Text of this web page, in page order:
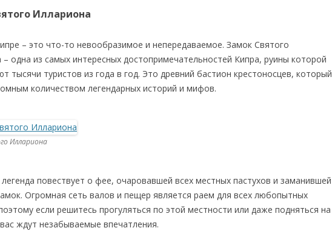
Иллариона
– это что-то невообразимое и непередаваемое. Замок Святого
одна из самых интересных достопримечательностей Кипра, руины которой
тысячи туристов из года в год. Это древний бастион крестоносцев, который
количеством легендарных историй и мифов.
Иллариона
повествует о фее, очаровавшей всех местных пастухов и заманившей
Огромная сеть валов и пещер является раем для всех любопытных
если решитесь прогуляться по этой местности или даже подняться на
ждут незабываемые впечатления.